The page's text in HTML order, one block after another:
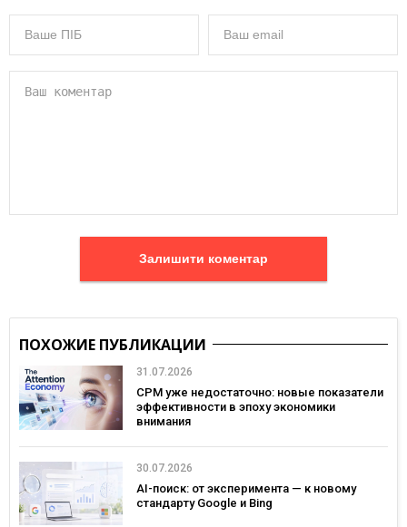
Залишити коментар
ПОХОЖИЕ ПУБЛИКАЦИИ
31.07.2026
CPM уже недостаточно: новые показатели
эффективности в эпоху экономики
внимания
30.07.2026
AI-поиск: от эксперимента — к новому
стандарту Google и Bing